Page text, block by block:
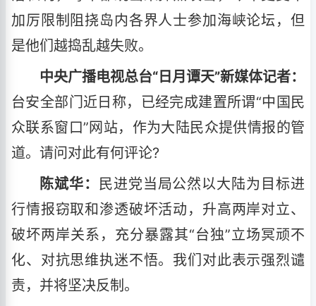
加厉限制阻挠岛内各界人士参加海峡论坛，但
是他们越捣乱越失败。
中央广播电视总台“日月谭天”新媒体记者：
台安全部门近日称，已经完成建置所谓“中国民
众联系窗口”网站，作为大陆民众提供情报的管
道。请问对此有何评论?
陈斌华： 民进党当局公然以大陆为目标进
行情报窃取和渗透破坏活动，升高两岸对立、
破坏两岸关系，充分暴露其“台独”立场冥顽不
化、对抗思维执迷不悟。我们对此表示强烈谴
责，并将坚决反制。